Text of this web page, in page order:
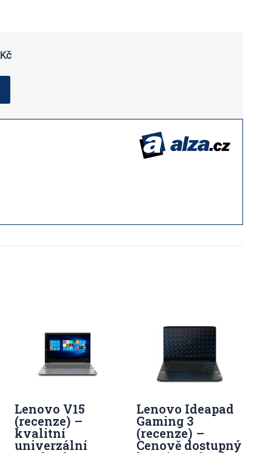
Kč
Lenovo V15
(recenze) –
kvalitní
univerzální
Lenovo Ideapad
Gaming 3
(recenze) –
Cenově dostupný